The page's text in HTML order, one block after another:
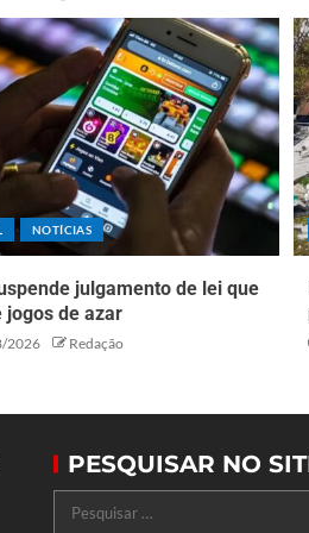
NOTÍCIAS
julgamento de lei que
jogos de azar
2026 Redação
PESQUISAR NO